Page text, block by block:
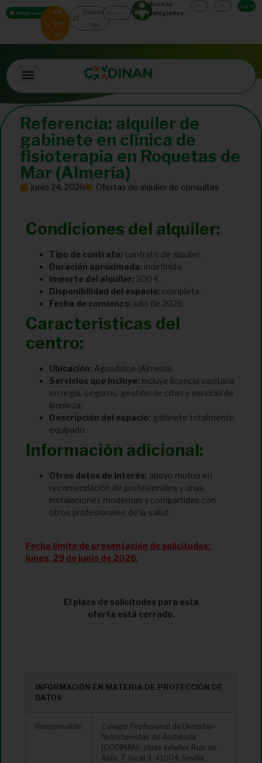
info@codinan.org687
996
251
Colégiate
aquí
Acceso
colegiados
Log In
Referencia: alquiler de
gabinete en clínica de
fisioterapia en Roquetas de
Mar (Almería)
junio 24, 2026 Ofertas de alquiler de consultas
Condiciones del alquiler:
Tipo de contrato: contrato de alquiler.
Duración aproximada: indefinida.
Importe del alquiler: 300 €.
Disponibilidad del espacio: completa.
Fecha de comienzo: julio de 2026.
Características del
centro:
Ubicación: Aguadulce (Almería).
Servicios que incluye: incluye licencia sanitaria
en regla, seguros, gestión de citas y servicio de
limpieza.
Descripción del espacio: gabinete totalmente
equipado.
Información adicional:
Otros datos de interés: apoyo mutuo en
recomendación de profesionales y unas
instalaciones modernas y compartidas con
otros profesionales de la salud.
Fecha límite de presentación de solicitudes:
lunes, 29 de junio de 2026.
El plazo de solicitudes para esta
oferta está cerrado.
INFORMACIÓN EN MATERIA DE PROTECCIÓN DE
DATOS
Responsable
Colegio Profesional de Dietistas-
Nutricionistas de Andalucía
(CODINAN), plaza aviador Ruiz de
Alda, 7, local 3, 41004, Sevilla,